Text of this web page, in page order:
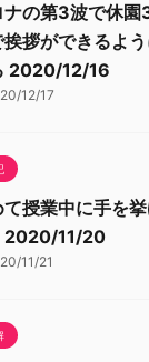
ナの第3波で休園
挨拶ができるよ
2020/12/16
12/17
て授業中に手を
2020/11/20
11/21